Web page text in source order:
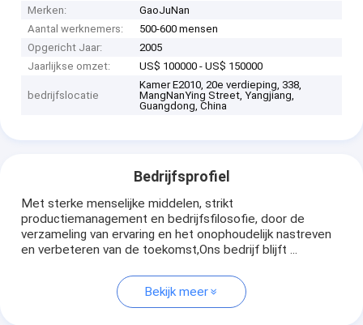
Merken:
GaoJuNan
Aantal werknemers:
500-600 mensen
Opgericht Jaar:
2005
Jaarlijkse omzet:
US$ 100000 - US$ 150000
bedrijfslocatie
Kamer E2010, 20e verdieping, 338,
MangNanYing Street, Yangjiang,
Guangdong, China
Bedrijfsprofiel
Met sterke menselijke middelen, strikt
productiemanagement en bedrijfsfilosofie, door de
verzameling van ervaring en het onophoudelijk nastreven
en verbeteren van de toekomst,Ons bedrijf blijft ...
Bekijk meer